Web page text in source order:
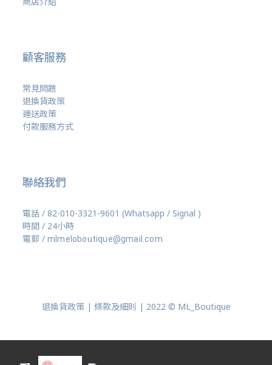
顧客服務
常見問題
退換貨政策
運送政策
付款服務方式
聯絡我們
電話 / 82-010-3321-9601 (Whatsapp / Signal )
時間 / 24小時
電郵 / mlmeloboutique@gmail.com
退換貨政策 | 條款及細則 | 2022 © ML_Boutique